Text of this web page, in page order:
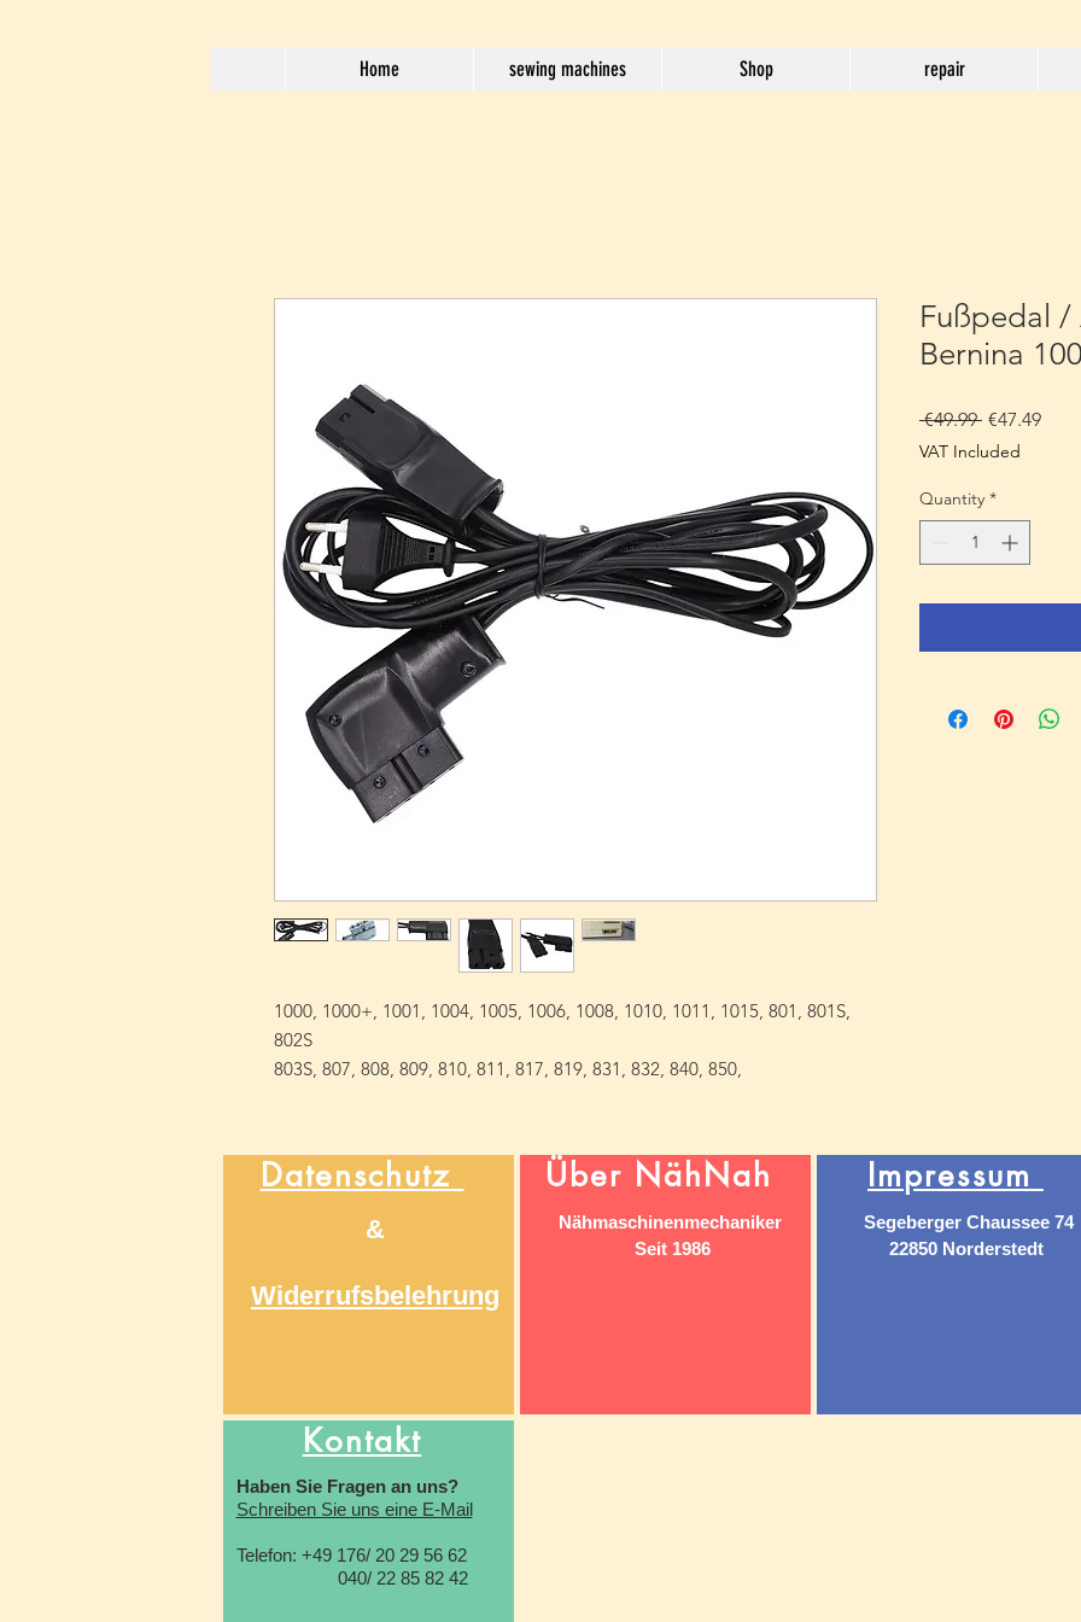
Home sewing machines Shop repair
1000, 1000+, 1001, 1004, 1005, 1006, 1008, 1010, 1011, 1015, 801, 801S,
802S
803S, 807, 808, 809, 810, 811, 817, 819, 831, 832, 840, 850,
Fußpedal /
Bernina
€49.99 Regular
Price
€47.49Sale
VAT Included
Quantity *
Datenschutz
&
Widerrufsbelehrung
Über NähNah
Nähmaschinenmechaniker
Seit 1986
Impressum
Segeberger Chaussee 74
22850 Norderstedt
Kontakt
Haben Sie Fragen an uns?
Schreiben Sie uns eine E-Mail
Telefon: +49 176/ 20 29 56 62
040/ 22 85 82 42